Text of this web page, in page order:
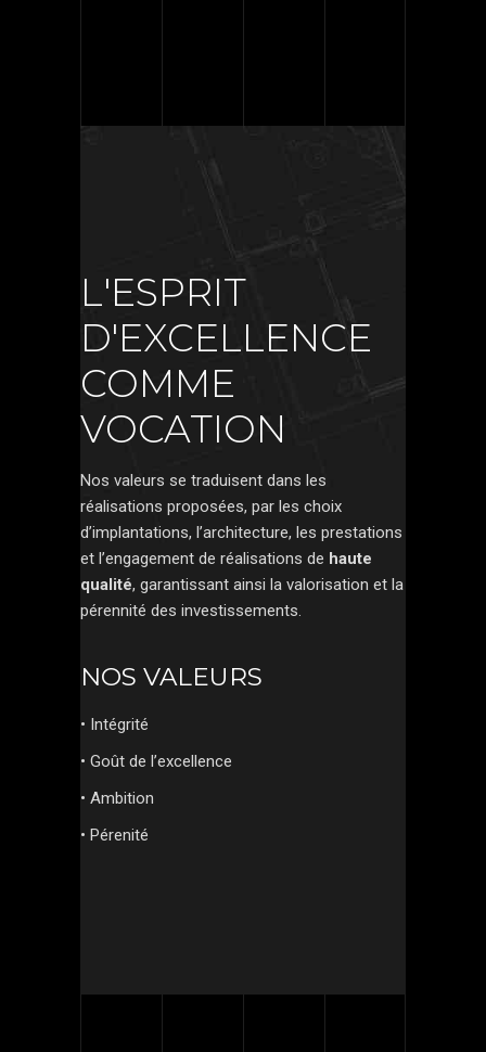
L'ESPRIT
D'EXCELLENCE
COMME
VOCATION
Nos valeurs se traduisent dans les
réalisations proposées, par les choix
d’implantations, l’architecture, les prestations
et l’engagement de réalisations de haute
qualité, garantissant ainsi la valorisation et la
pérennité des investissements.
NOS VALEURS
• Intégrité
• Goût de l’excellence
• Ambition
• Pérenité